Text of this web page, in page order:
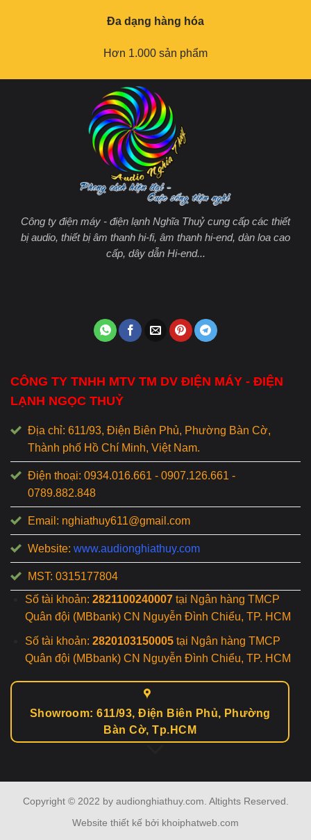
Đa dạng hàng hóa
Hơn 1.000 sản phẩm
Công ty điện máy - điện lạnh Nghĩa Thuỷ cung cấp các thiết
bị audio, thiết bị âm thanh hi-fi, âm thanh hi-end, dàn loa cao
cấp, dây dẫn Hi-end...
CÔNG TY TNHH MTV TM DV ĐIỆN MÁY - ĐIỆN
LẠNH NGỌC THUỶ
Địa chỉ: 611/93, Điện Biên Phủ, Phường Bàn Cờ,
Thành phố Hồ Chí Minh, Việt Nam.
Điện thoại: 0934.016.661 - 0907.126.661 -
0789.882.848
Email: nghiathuy611@gmail.com
Website: www.audionghiathuy.com
MST: 0315177804
Số tài khoản: 2821100240007tại Ngân hàng TMCP
Quân đội (MBbank) CN Nguyễn Đình Chiểu, TP. HCM
Số tài khoản: 2820103150005tại Ngân hàng TMCP
Quân đội (MBbank) CN Nguyễn Đình Chiểu, TP. HCM
Showroom: 611/93, Điện Biên Phủ, Phường
Bàn Cờ, Tp.HCM
Copyright © 2022 by audionghiathuy.com. Altights Reserved.
Website thiết kế bởi khoiphatweb.com